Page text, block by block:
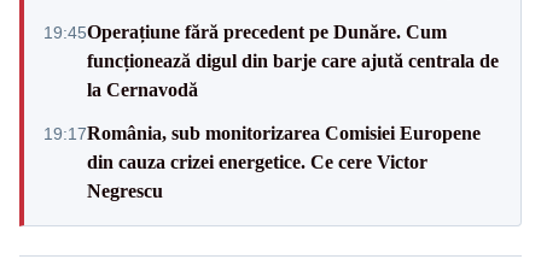
19:45Operațiune fără precedent pe Dunăre. Cum
funcționează digul din barje care ajută centrala de
la Cernavodă
19:17România, sub monitorizarea Comisiei Europene
din cauza crizei energetice. Ce cere Victor
Negrescu